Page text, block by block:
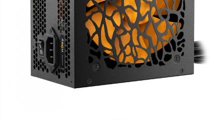
Tastaturi
Solid-State Drive (SSD)
Laptopuri / Notebook-uri
Alimentatoare Laptopuri
Componente Laptop
Laptop / Notebook NOI